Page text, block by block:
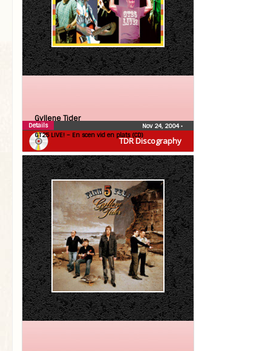
TDR Discography
Gyllene Tider
GT25 LIVE! – En scen vid en plats (CD)
Nov 24, 2004•
Details